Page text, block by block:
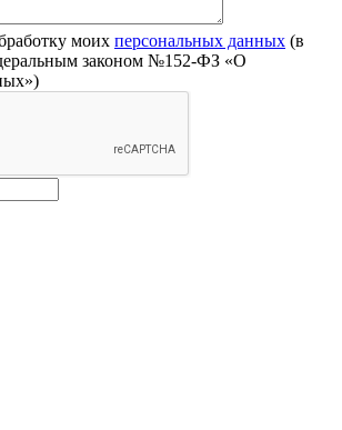
моих персональных данных (в
законом №152-ФЗ «О